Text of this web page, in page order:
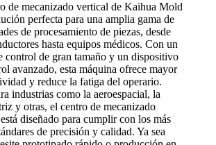
de mecanizado vertical de Kaihua Mold
perfecta para una amplia gama de
de procesamiento de piezas, desde
hasta equipos médicos. Con un
control de gran tamaño y un dispositivo
avanzado, esta máquina ofrece mayor
y reduce la fatiga del operario.
industrias como la aeroespacial, la
y otras, el centro de mecanizado
diseñado para cumplir con los más
de precisión y calidad. Ya sea